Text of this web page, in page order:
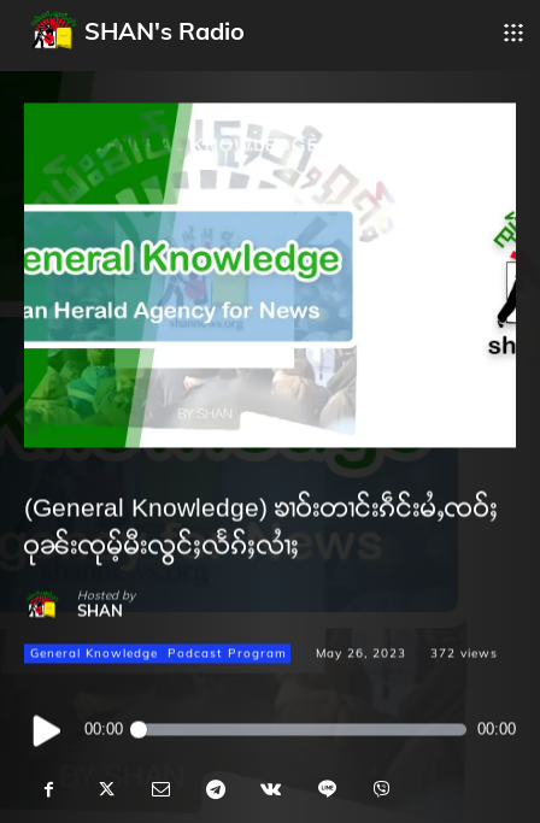
SHAN's Radio
(General Knowledge) ၶၢဝ်းတၢင်းၵဵင်းမႆႇၸဝ်ႈ
ဝုၼ်းၸုမ့်မီးလွင်ႈလႅၵ်ႈလၢႆႈ
Hosted by
SHAN
General Knowledge Podcast Program May 26, 2023 372 views
Audio
Player
00:00 00:00